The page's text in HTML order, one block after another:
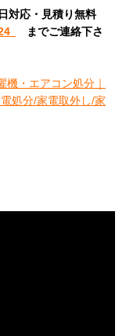
対応・見積り無料
までご連絡下さ
機・エアコン処分｜
処分/家電取外し/家